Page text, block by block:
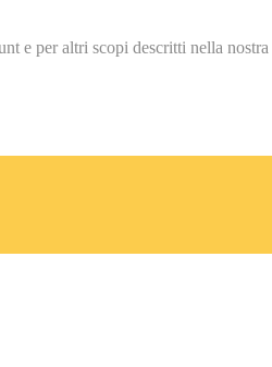
e per altri scopi descritti nella nostra